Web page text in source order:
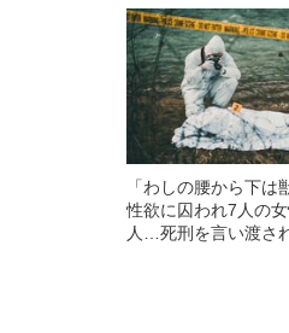
のイケメン元証券マ
（1953年の事件）
「わしの腰から下は
性欲に囚われ7人の
人…死刑を言い渡さ